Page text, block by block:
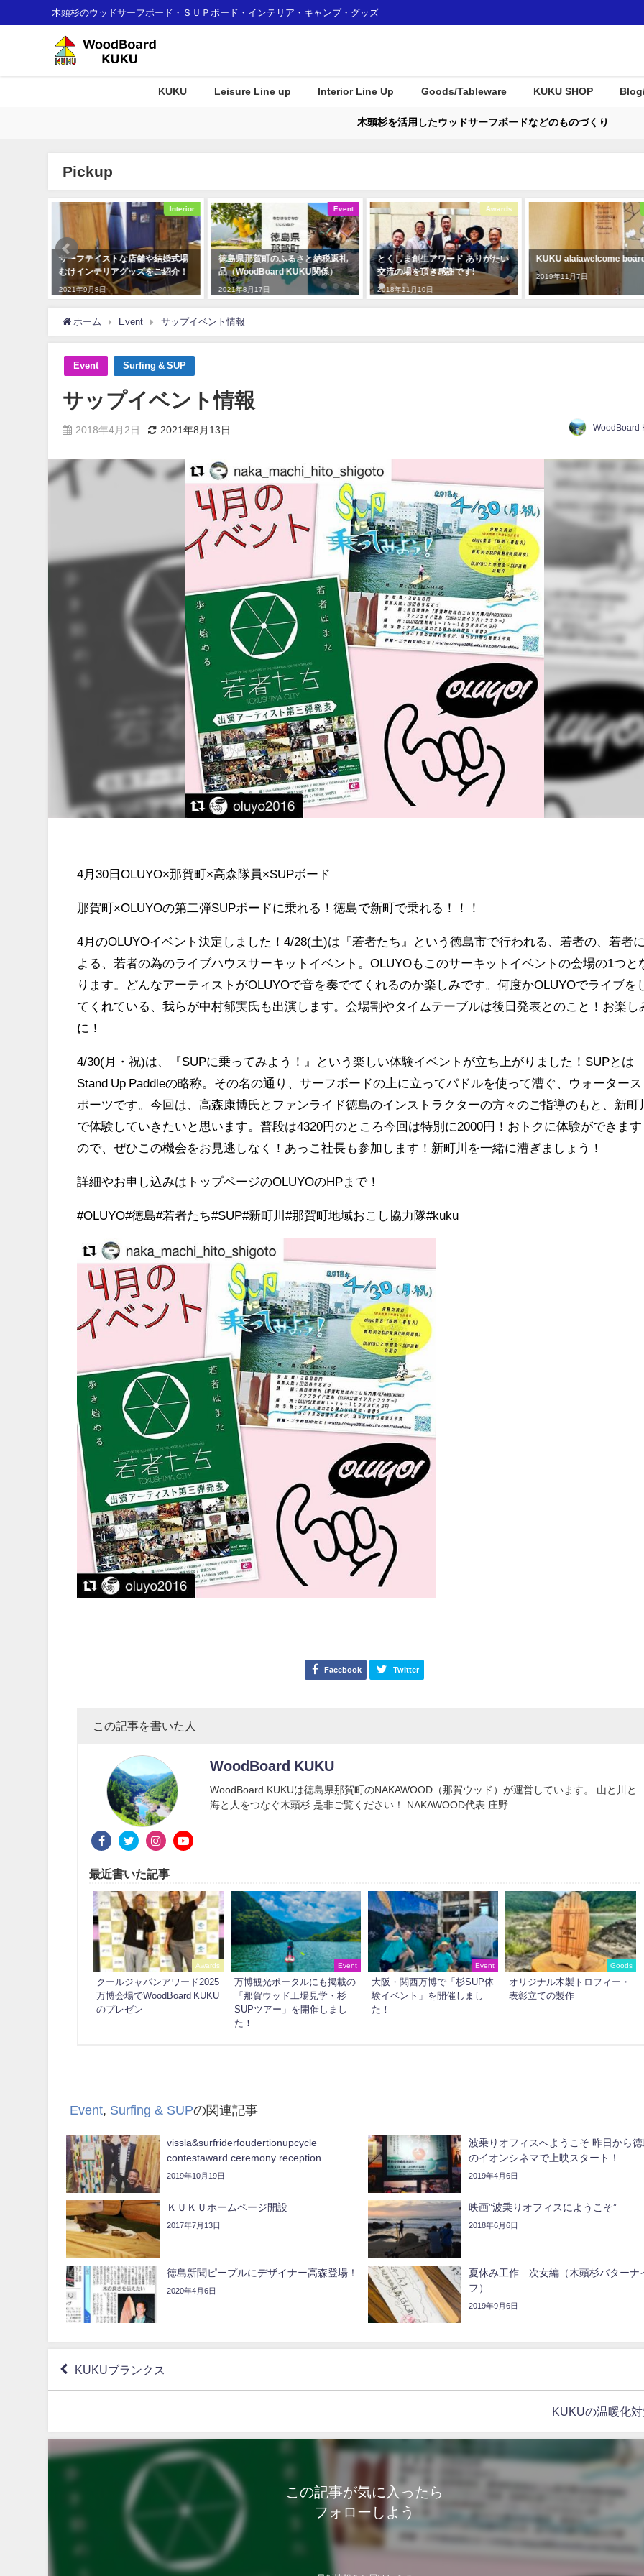
木頭杉のウッドサーフボード・ＳＵＰボード・インテリア・キャンプ・グッズ
KUKU Leisure Line up Interior Line Up Goods/Tableware KUKU SHOP
木頭杉を活用したウッドサーフボードなどのものづくり
Pickup
Event
徳島県那賀町のふるさと納税返礼
品（WoodBoard KUKU関係）
2021年8月17日
Awards
とくしま創生アワード ありがたい
交流の場を頂き感謝です!
2018年11月10日
Interior
KUKU alaiawelcome board
2019年11月7日
那賀町産材・ウッドボー
Ｕがみなとモデル二酸化
認証制度に登録されまし
ホーム Event サップイベント情報
Event Surfing & SUP
サップイベント情報
2018年4月2日 2021年8月13日 WoodBoard
4月30日OLUYO×那賀町×高森隊員×SUPボードㅤ
那賀町×OLUYOの第二弾︎SUPボードに乗れる！徳島で新町で乗れる！！！ㅤㅤㅤㅤㅤㅤㅤㅤㅤㅤㅤㅤㅤ
4月のOLUYOイベント決定しました！4/28(土)は『若者たち』という徳島市で行われる、若者の、若者
よる、若者の為のライブハウスサーキットイベント。OLUYOもこのサーキットイベントの会場の1つと
ります。どんなアーティストがOLUYOで音を奏でてくれるのか楽しみです。何度かOLUYOでライブを
てくれている、我らが中村郁実氏も出演します。会場割やタイムテーブルは後日発表とのこと！お楽し
に！
4/30(月・祝)は、『SUPに乗ってみよう！』という楽しい体験イベントが立ち上がりました！SUPとは
Stand Up Paddleの略称。その名の通り、サーフボードの上に立ってパドルを使って漕ぐ、ウォータース
ポーツです。今回は、高森康博氏とファンライド徳島のインストラクターの方々のご指導のもと、新町
で体験していきたいと思います。普段は4320円のところ今回は特別に2000円！おトクに体験ができます
ので、ぜひこの機会をお見逃しなく！あっこ社長も参加します！新町川を一緒に漕ぎましょう！
詳細やお申し込みはトップページのOLUYOのHPまで！
#OLUYO#徳島#若者たち#SUP#新町川#那賀町地域おこし協力隊#kuku
Facebook Twitter
この記事を書いた人
WoodBoard KUKU
WoodBoard KUKUは徳島県那賀町のNAKAWOOD（那賀ウッド）が運営しています。 山と川と
海と人をつなぐ木頭杉 是非ご覧ください！ NAKAWOOD代表 庄野
最近書いた記事
Awards
クールジャパンアワード2025
万博会場でWoodBoard KUKU
のプレゼン
Event
万博観光ポータルにも掲載の
「那賀ウッド工場見学・杉
SUPツアー」を開催しまし
た！
Event
大阪・関西万博で「杉SUP体
験イベント」を開催しまし
た！
Goods
オリジナル木製トロフィー・
表彰立ての製作
Event, Surfing & SUPの関連記事
vissla&surfriderfoudertionupcycle
contestaward ceremony reception
2019年10月19日
波乗りオフィスへようこそ 昨日から
のイオンシネマで上映スタート！
2019年4月6日
ＫＵＫＵホームページ開設
2017年7月13日
映画”波乗りオフィスにようこそ”
2018年6月6日
徳島新聞ピープルにデザイナー高森登場！
2020年4月6日
夏休み工作 次女編（木頭杉バターナ
フ）
2019年9月6日
KUKUブランクス
KUKUの温暖化
この記事が気に入ったら
フォローしよう